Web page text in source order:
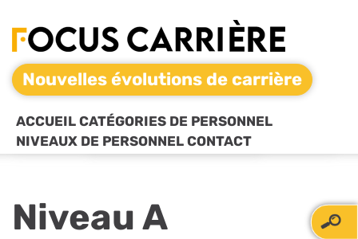
Nouvelles évolutions de carrière
ACCUEIL CATÉGORIES DE PERSONNEL
NIVEAUX DE PERSONNEL CONTACT
Niveau A